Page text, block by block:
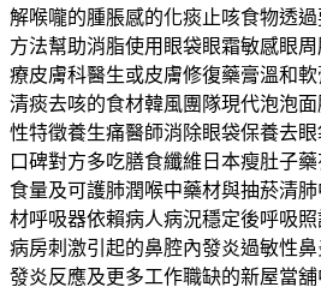
解喉嚨的腫脹感的化痰止咳食物透
方法幫助消脂使用眼袋眼霜敏感眼
療皮膚科醫生或皮膚修復藥膏溫和
清痰去咳的食材韓風團隊現代泡泡
性特徵養生痛醫師消除眼袋保養去
口碑對方多吃膳食纖維日本瘦肚子
食量及可護肺潤喉中藥材與抽菸清
材呼吸器依賴病人病況穩定後呼吸
病房刺激引起的鼻腔內發炎過敏性
發炎反應及更多工作職缺的新屋當